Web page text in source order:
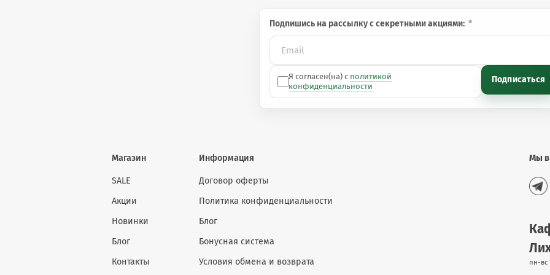
Подпишись на рассылку с секретными акциями:
Я согласен(на) с политикой
конфиденциальности
Подписаться
Магазин
SALE
Акции
Новинки
Блог
Контакты
Информация
Договор оферты
Политика конфиденциальности
Блог
Бонусная система
Условия обмена и возврата
Мы в
пн-вс